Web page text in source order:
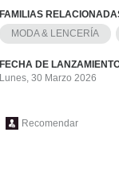
FAMILIAS
MODA & LENCERÍA
FECHA DE
Lunes, 30 Marzo 2026
Recomendar